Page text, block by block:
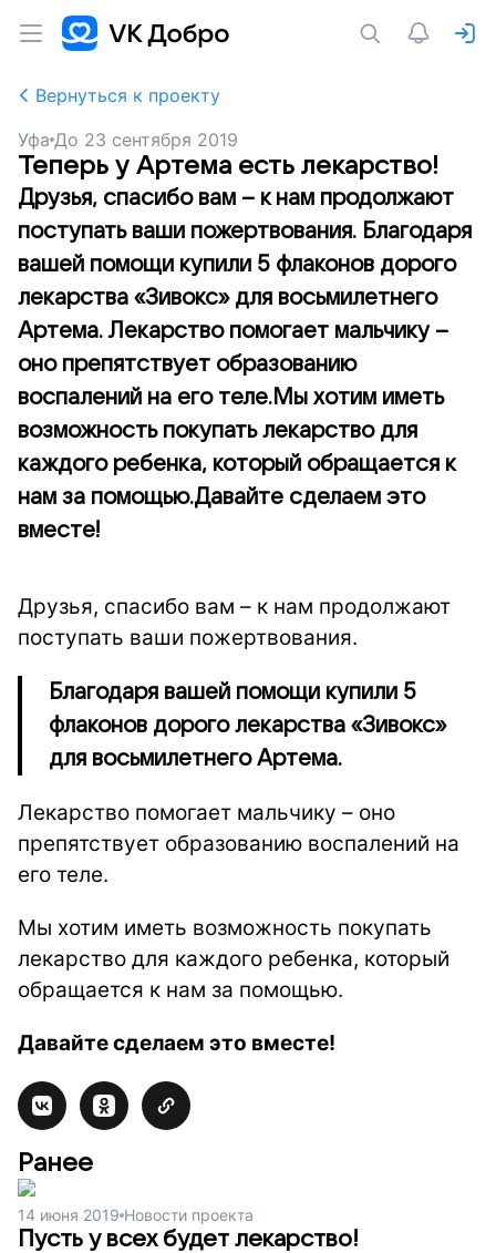
Вернуться к проекту
Уфа До 23 сентября 2019
Теперь у Артема есть лекарство!
Друзья, спасибо вам – к нам продолжают
поступать ваши пожертвования. Благодаря
вашей помощи купили 5 флаконов дорого
лекарства «Зивокс» для восьмилетнего
Артема. Лекарство помогает мальчику –
оно препятствует образованию
воспалений на его теле.Мы хотим иметь
возможность покупать лекарство для
каждого ребенка, который обращается к
нам за помощью.Давайте сделаем это
вместе!
Друзья, спасибо вам – к нам продолжают
поступать ваши пожертвования.
Благодаря вашей помощи купили 5
флаконов дорого лекарства «Зивокс»
для восьмилетнего Артема.
Лекарство помогает мальчику – оно
препятствует образованию воспалений на
его теле.
Мы хотим иметь возможность покупать
лекарство для каждого ребенка, который
обращается к нам за помощью.
Давайте сделаем это вместе!
Ранее
14 июня 2019 Новости проекта
Пусть у всех будет лекарство!